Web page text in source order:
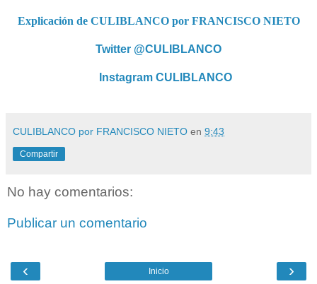
Explicación de CULIBLANCO por FRANCISCO NIETO
Twitter @CULIBLANCO
Instagram CULIBLANCO
CULIBLANCO por FRANCISCO NIETO en 9:43
Compartir
No hay comentarios:
Publicar un comentario
‹ ›
Inicio